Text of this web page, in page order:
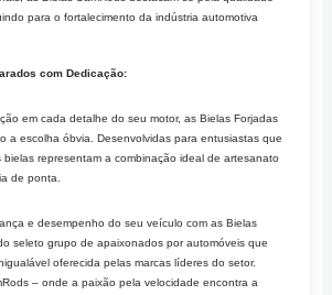
para o fortalecimento da indústria automotiva
com Dedicação:
em cada detalhe do seu motor, as Bielas Forjadas
a escolha óbvia. Desenvolvidas para entusiastas que
bielas representam a combinação ideal de artesanato
de ponta.
e desempenho do seu veículo com as Bielas
seleto grupo de apaixonados por automóveis que
oferecida pelas marcas líderes do setor.
– onde a paixão pela velocidade encontra a